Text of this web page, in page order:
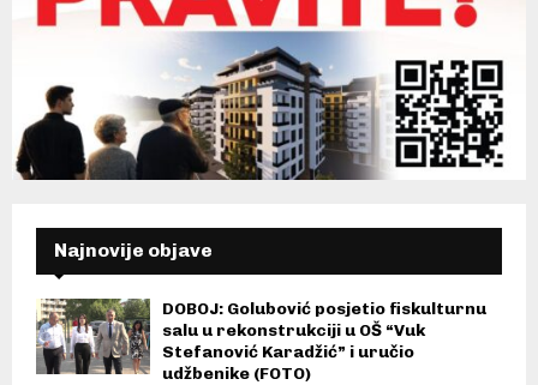
Najnovije objave
DOBOJ: Golubović posjetio fiskulturnu
salu u rekonstrukciji u OŠ “Vuk
Stefanović Karadžić” i uručio
udžbenike (FOTO)